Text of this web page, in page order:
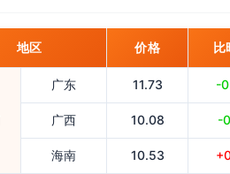
地区 价格 比
广东 11.73 -
广西 10.08 -
海南 10.53